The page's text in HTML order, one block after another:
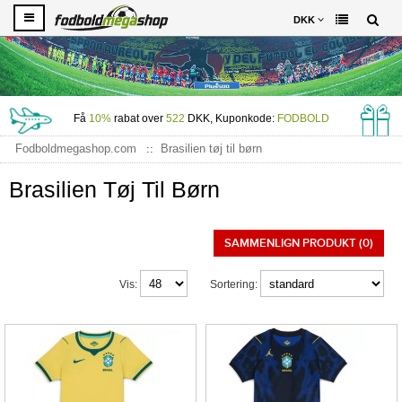
DKK
Få 10%rabat over 522 DKK, Kuponkode: FODBOLD
Fodboldmegashop.com Brasilien tøj til børn
Brasilien Tøj Til Børn
SAMMENLIGN PRODUKT (0)
Sortering:
Vis: